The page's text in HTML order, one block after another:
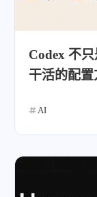
Codex 不
干活的配置
AI